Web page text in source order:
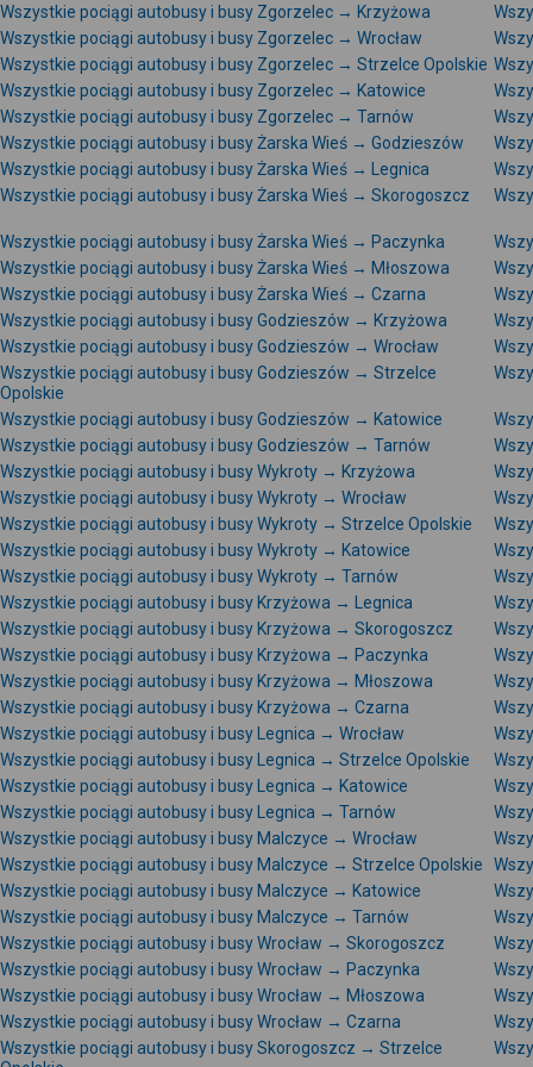
Wszystkie pociągi autobusy i busy Zgorzelec → Krzyżowa
Wszystkie pociągi autobusy i busy Zgorzelec → Wrocław
Wszystkie pociągi autobusy i busy Zgorzelec → Strzelce Opolskie
Wszystkie pociągi autobusy i busy Zgorzelec → Katowice
Wszystkie pociągi autobusy i busy Zgorzelec → Tarnów
Wszystkie pociągi autobusy i busy Żarska Wieś → Godzieszów
Wszystkie pociągi autobusy i busy Żarska Wieś → Legnica
Wszystkie pociągi autobusy i busy Żarska Wieś → Skorogoszcz
Wszystkie pociągi autobusy i busy Żarska Wieś → Paczynka
Wszystkie pociągi autobusy i busy Żarska Wieś → Młoszowa
Wszystkie pociągi autobusy i busy Żarska Wieś → Czarna
Wszystkie pociągi autobusy i busy Godzieszów → Krzyżowa
Wszystkie pociągi autobusy i busy Godzieszów → Wrocław
Wszystkie pociągi autobusy i busy Godzieszów → Strzelce
Opolskie
Wszystkie pociągi autobusy i busy Godzieszów → Katowice
Wszystkie pociągi autobusy i busy Godzieszów → Tarnów
Wszystkie pociągi autobusy i busy Wykroty → Krzyżowa
Wszystkie pociągi autobusy i busy Wykroty → Wrocław
Wszystkie pociągi autobusy i busy Wykroty → Strzelce Opolskie
Wszystkie pociągi autobusy i busy Wykroty → Katowice
Wszystkie pociągi autobusy i busy Wykroty → Tarnów
Wszystkie pociągi autobusy i busy Krzyżowa → Legnica
Wszystkie pociągi autobusy i busy Krzyżowa → Skorogoszcz
Wszystkie pociągi autobusy i busy Krzyżowa → Paczynka
Wszystkie pociągi autobusy i busy Krzyżowa → Młoszowa
Wszystkie pociągi autobusy i busy Krzyżowa → Czarna
Wszystkie pociągi autobusy i busy Legnica → Wrocław
Wszystkie pociągi autobusy i busy Legnica → Strzelce Opolskie
Wszystkie pociągi autobusy i busy Legnica → Katowice
Wszystkie pociągi autobusy i busy Legnica → Tarnów
Wszystkie pociągi autobusy i busy Malczyce → Wrocław
Wszystkie pociągi autobusy i busy Malczyce → Strzelce Opolskie
Wszystkie pociągi autobusy i busy Malczyce → Katowice
Wszystkie pociągi autobusy i busy Malczyce → Tarnów
Wszystkie pociągi autobusy i busy Wrocław → Skorogoszcz
Wszystkie pociągi autobusy i busy Wrocław → Paczynka
Wszystkie pociągi autobusy i busy Wrocław → Młoszowa
Wszystkie pociągi autobusy i busy Wrocław → Czarna
Wszystkie pociągi autobusy i busy Skorogoszcz → Strzelce